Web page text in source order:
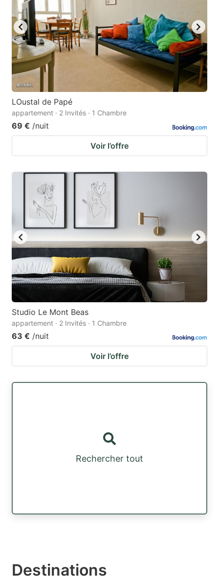
LOustal de Papé
appartement · 2 Invités · 1 Chambre
69 € /nuit
Voir l’offre
Studio Le Mont Beas
appartement · 2 Invités · 1 Chambre
63 € /nuit
Voir l’offre
Rechercher tout
Destinations